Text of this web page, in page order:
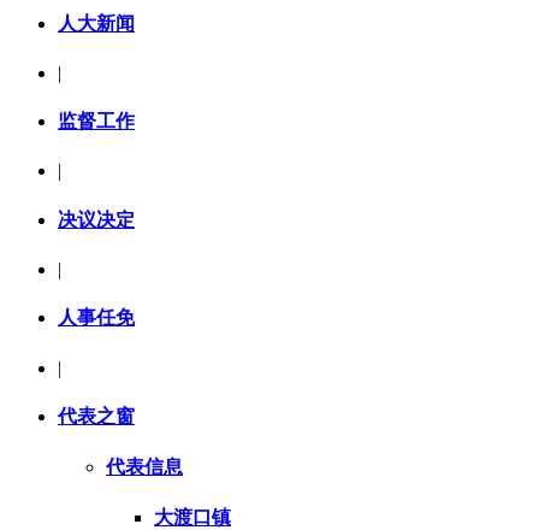
人大新闻
|
监督工作
决议决定
|
人事任免
|
代表之窗
代表信息
大渡口镇